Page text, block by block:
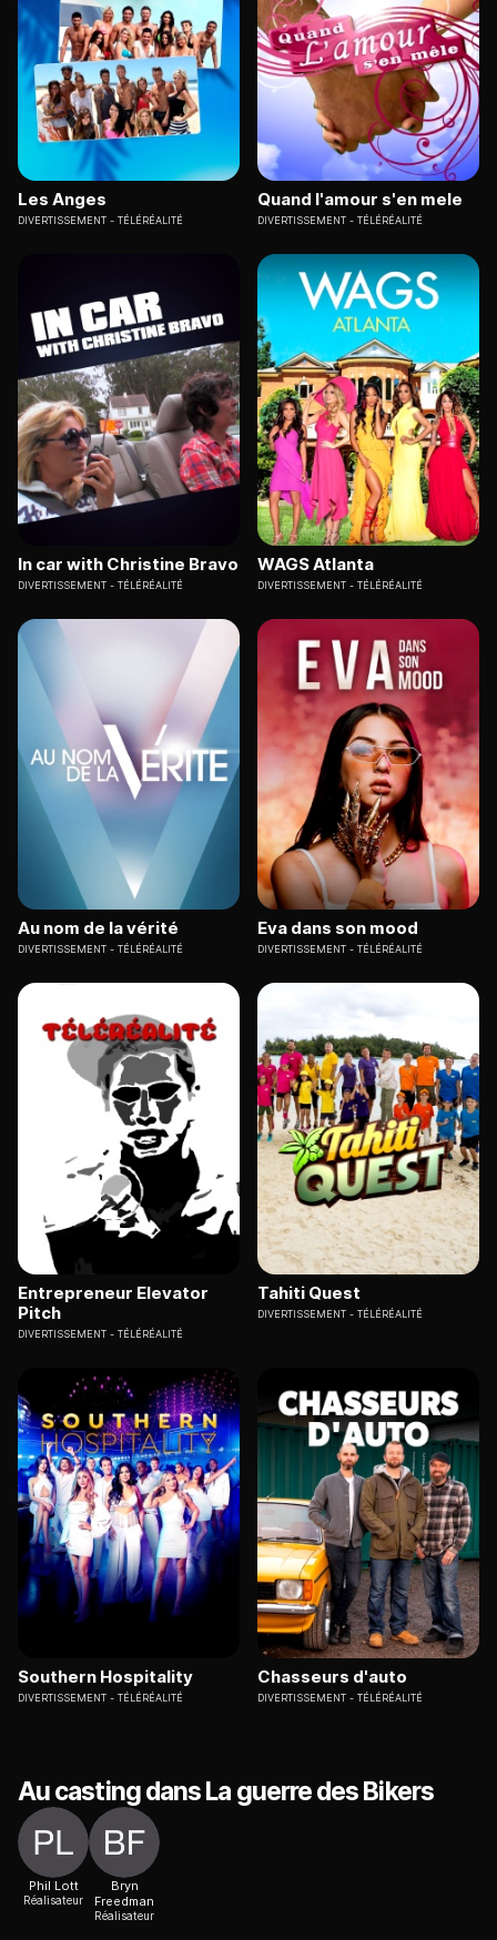
Les Anges
DIVERTISSEMENT TÉLÉRÉALITÉ
Quand l'amour s'en mele
DIVERTISSEMENT TÉLÉRÉALITÉ
In car with Christine Bravo
DIVERTISSEMENT TÉLÉRÉALITÉ
WAGS Atlanta
DIVERTISSEMENT TÉLÉRÉALITÉ
Au nom de la vérité
DIVERTISSEMENT TÉLÉRÉALITÉ
Eva dans son mood
DIVERTISSEMENT TÉLÉRÉALITÉ
Entrepreneur Elevator
Pitch
DIVERTISSEMENT TÉLÉRÉALITÉ
Tahiti Quest
DIVERTISSEMENT TÉLÉRÉALITÉ
Southern Hospitality
DIVERTISSEMENT TÉLÉRÉALITÉ
Chasseurs d'auto
DIVERTISSEMENT TÉLÉRÉALITÉ
Au casting dans La guerre des Bikers
Phil Lott
Réalisateur
Bryn
Freedman
Réalisateur